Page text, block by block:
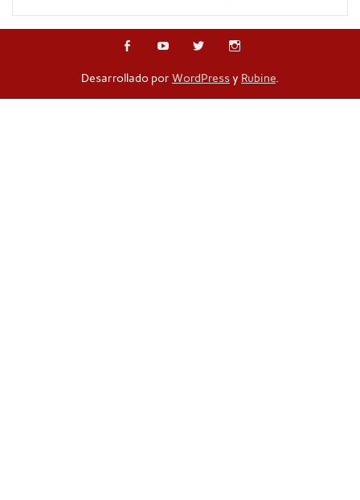
Desarrollado por WordPressy Rubine